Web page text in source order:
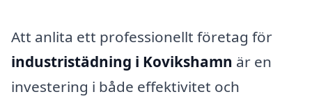
Att anlita ett professionellt företag för
industristädning i Kovikshamn är en
investering i både effektivitet och